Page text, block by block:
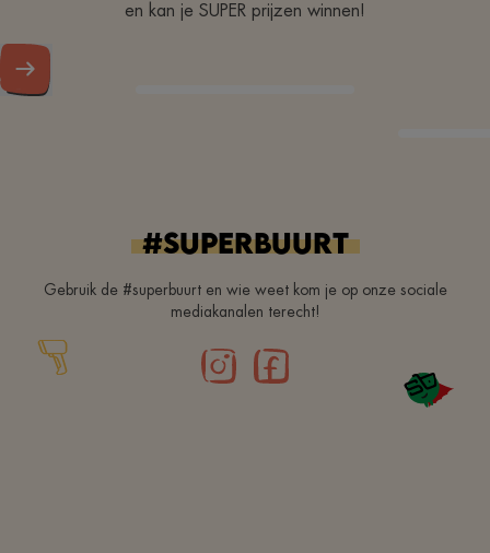
en kan je SUPER prijzen winnen!
#superbuurt
Gebruik de #superbuurt en wie weet kom je op onze sociale
mediakanalen terecht!